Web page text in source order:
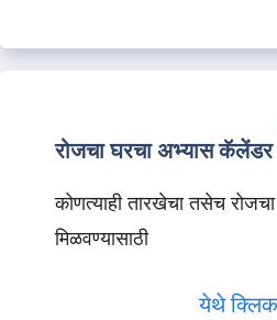
रोजचा घरचा अभ्यास कॅलेंडर
कोणत्याही तारखेचा तसेच
मिळवण्यासाठी
येथे